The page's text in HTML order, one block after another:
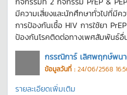
มีความเสี่ยงและนักศึกษาทั่วไปที่มีค
การป้องกันเชื้อ HIV การใช้ยา
ป้องกันโรคติดต่อทางเพศสัมพันธ์
กรรณิการ์ เลิศพฤกษ์พนา
ข้อมูลวันที่ : 24/06/2568
รายละเอียดเพิ่มเติม